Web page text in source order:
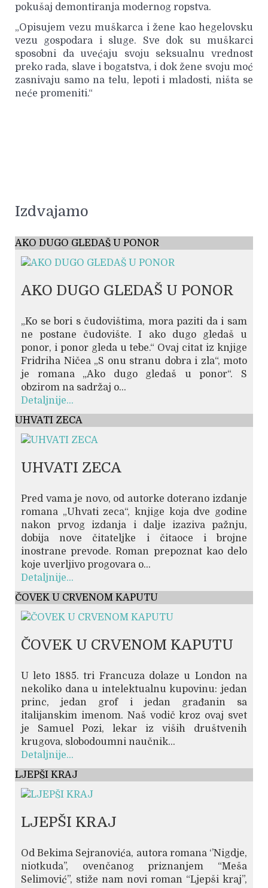
pokušaj demontiranja modernog ropstva.
„Opisujem vezu muškarca i žene kao hegelovsku
vezu gospodara i sluge. Sve dok su muškarci
sposobni da uvećaju svoju seksualnu vrednost
preko rada, slave i bogatstva, i dok žene svoju moć
zasnivaju samo na telu, lepoti i mladosti, ništa se
neće promeniti.“
Izdvajamo
AKO DUGO GLEDAŠ U PONOR
AKO DUGO GLEDAŠ U PONOR
„Ko se bori s čudovištima, mora paziti da i sam
ne postane čudovište. I ako dugo gledaš u
ponor, i ponor gleda u tebe.“ Ovaj citat iz knjige
Fridriha Ničea „S onu stranu dobra i zla“, moto
je romana „Ako dugo gledaš u ponor“. S
obzirom na sadržaj o...
Detaljnije...
UHVATI ZECA
UHVATI ZECA
Pred vama je novo, od autorke doterano izdanje
romana „Uhvati zeca“, knjige koja dve godine
nakon prvog izdanja i dalje izaziva pažnju,
dobija nove čitateljke i čitaoce i brojne
inostrane prevode. Roman prepoznat kao delo
koje uverljivo progovara o...
Detaljnije...
ČOVEK U CRVENOM KAPUTU
ČOVEK U CRVENOM KAPUTU
U leto 1885. tri Francuza dolaze u London na
nekoliko dana u intelektualnu kupovinu: jedan
princ, jedan grof i jedan građanin sa
italijanskim imenom. Naš vodič kroz ovaj svet
je Samuel Pozi, lekar iz viših društvenih
krugova, slobodoumni naučnik...
Detaljnije...
LJEPŠI KRAJ
LJEPŠI KRAJ
Od Bekima Sejranovića, autora romana ‘’Nigdje,
niotkuda’’, ovenčanog priznanjem “Meša
Selimović”, stiže nam novi roman “Ljepši kraj”,